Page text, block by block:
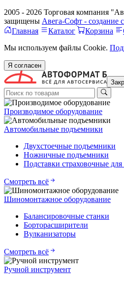
2005 - 2026 Торговая компания
защищены Авега-Софт - создание
Главная
Каталог Корзина
Мы используем файлы Cookie.
Я согласен
Производимое оборудование
Автомобильные подъемники
Двухстоечные подъемники
Ножничные подъемники
Подставки страховочные
Смотреть всё
Шиномонтажное оборудование
Балансировочные станки
Борторасширители
Вулканизаторы
Смотреть всё
Ручной инструмент